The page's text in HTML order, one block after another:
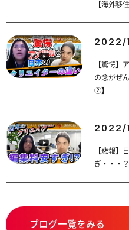
【海外移
2022/
【驚愕】
の念がぜ
②】
2022/
【悲報】
ぎ・・・
ブログ一覧をみる